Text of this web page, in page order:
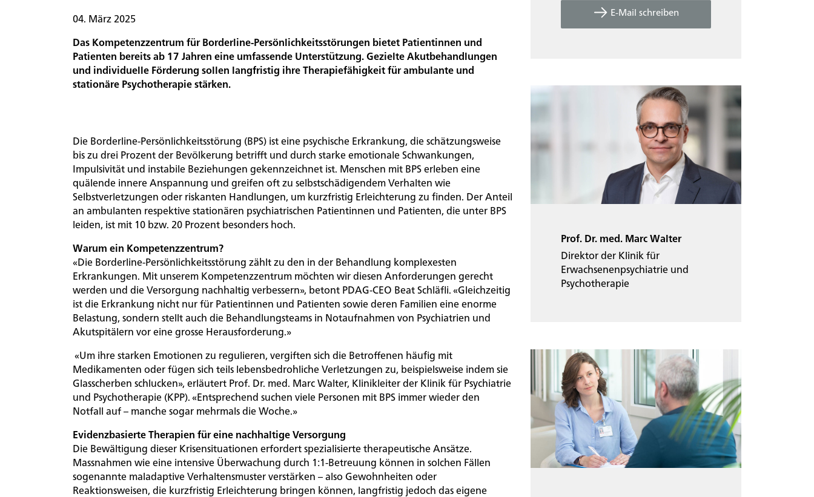
Unternehmensportrait
Lehre
und
Forschung
Qualitätsmanagement
Aktuelles
150-
Jahr-
Veranstaltungen
Interessierten
Standorte
Rootline Navigation
04. März 2025
Das Kompetenzzentrum für Borderline-Persönlichkeitsstörungen bietet Patientinnen und
Patienten bereits ab 17 Jahren eine umfassende Unterstützung. Gezielte Akutbehandlungen
und individuelle Förderung sollen langfristig ihre Therapiefähigkeit für ambulante und
stationäre Psychotherapie stärken.
Die Borderline-Persönlichkeitsstörung (BPS) ist eine psychische Erkrankung, die schätzungsweise
bis zu drei Prozent der Bevölkerung betrifft und durch starke emotionale Schwankungen,
Impulsivität und instabile Beziehungen gekennzeichnet ist. Menschen mit BPS erleben eine
quälende innere Anspannung und greifen oft zu selbstschädigendem Verhalten wie
Selbstverletzungen oder riskanten Handlungen, um kurzfristig Erleichterung zu finden. Der Anteil
an ambulanten respektive stationären psychiatrischen Patientinnen und Patienten, die unter BPS
leiden, ist mit 10 bzw. 20 Prozent besonders hoch.
Warum ein Kompetenzzentrum?
«Die Borderline-Persönlichkeitsstörung zählt zu den in der Behandlung komplexesten
Erkrankungen. Mit unserem Kompetenzzentrum möchten wir diesen Anforderungen gerecht
werden und die Versorgung nachhaltig verbessern», betont PDAG-CEO Beat Schläfli. «Gleichzeitig
ist die Erkrankung nicht nur für Patientinnen und Patienten sowie deren Familien eine enorme
Belastung, sondern stellt auch die Behandlungsteams in Notaufnahmen von Psychiatrien und
Akutspitälern vor eine grosse Herausforderung.»
«Um ihre starken Emotionen zu regulieren, vergiften sich die Betroffenen häufig mit
Medikamenten oder fügen sich teils lebensbedrohliche Verletzungen zu, beispielsweise indem sie
Glasscherben schlucken», erläutert Prof. Dr. med. Marc Walter, Klinikleiter der Klinik für Psychiatrie
und Psychotherapie (KPP). «Entsprechend suchen viele Personen mit BPS immer wieder den
Notfall auf – manche sogar mehrmals die Woche.»
Evidenzbasierte Therapien für eine nachhaltige Versorgung
Die Bewältigung dieser Krisensituationen erfordert spezialisierte therapeutische Ansätze.
Massnahmen wie eine intensive Überwachung durch 1:1-Betreuung können in solchen Fällen
sogenannte maladaptive Verhaltensmuster verstärken – also Gewohnheiten oder
Reaktionsweisen, die kurzfristig Erleichterung bringen können, langfristig jedoch das eigene
E-Mail schreiben
Prof. Dr. med. Marc Walter
Direktor der Klinik für
Erwachsenenpsychiatrie und
Psychotherapie